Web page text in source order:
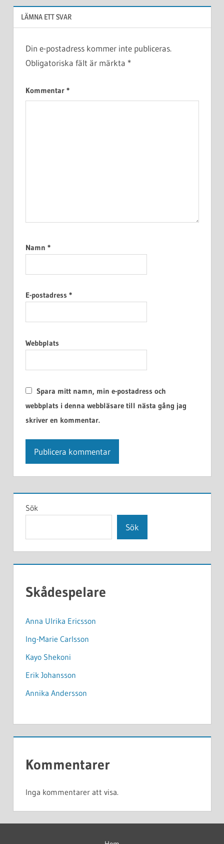
LÄMNA ETT SVAR
Din e-postadress kommer inte publiceras.
Obligatoriska fält är märkta *
Kommentar *
Namn *
E-postadress *
Webbplats
Spara mitt namn, min e-postadress och
webbplats i denna webbläsare till nästa gång jag
skriver en kommentar.
Alternative:
Sök
Sök
Skådespelare
Anna Ulrika Ericsson
Ing-Marie Carlsson
Kayo Shekoni
Erik Johansson
Annika Andersson
Kommentarer
Inga kommentarer att visa.